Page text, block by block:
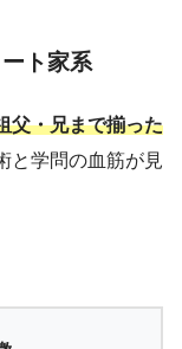
ト家系
父・兄まで揃った
と学問の血筋が見